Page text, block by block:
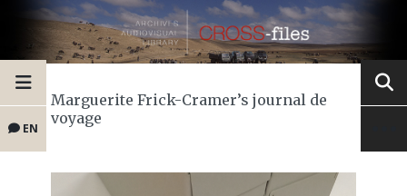
EN
Marguerite Frick-Cramer’s journal de
voyage